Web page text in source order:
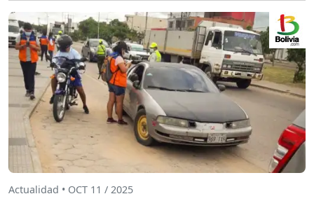
Actualidad • OCT 11 / 2025